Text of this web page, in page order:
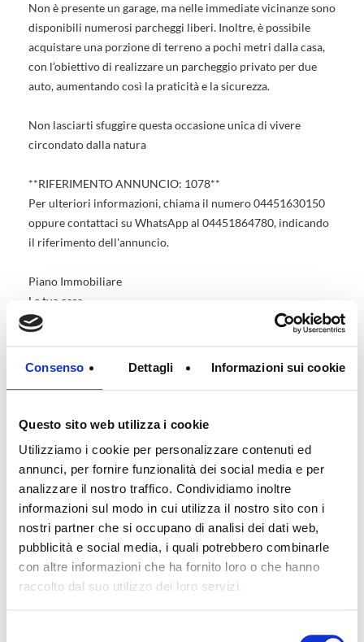
Consenso Dettagli Informazioni sui cookie
Questo sito web utilizza i cookie
Utilizziamo i cookie per personalizzare contenuti ed
annunci, per fornire funzionalità dei social media e per
analizzare il nostro traffico. Condividiamo inoltre
informazioni sul modo in cui utilizza il nostro sito con i
nostri partner che si occupano di analisi dei dati web,
pubblicità e social media, i quali potrebbero combinarle
con altre informazioni che ha fornito loro o che hanno
raccolto dal suo utilizzo dei loro servizi.
Non è presente un garage, ma nelle immediate vicinanze sono
disponibili numerosi parcheggi liberi. Inoltre, è possibile
acquistare una porzione di terreno a pochi metri dalla casa,
con l’obiettivo di realizzare un parcheggio privato per due
auto, aumentando così la praticità e la sicurezza.
Non lasciarti sfuggire questa occasione unica di vivere
circondato dalla natura
**RIFERIMENTO ANNUNCIO: 1078**
Per ulteriori informazioni, chiama il numero 04451630150
oppure contattaci su WhatsApp al 04451864780, indicando
il riferimento dell'annuncio.
Piano Immobiliare
La tua casa
Anno di costruzione (da certificazione energetica): 1978